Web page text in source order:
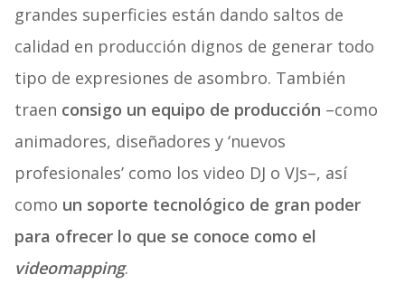
grandes superficies están dando saltos de
calidad en producción dignos de generar todo
tipo de expresiones de asombro. También
traen consigo un equipo de producción –como
animadores, diseñadores y ‘nuevos
profesionales’ como los video DJ o VJs–, así
como un soporte tecnológico de gran poder
para ofrecer lo que se conoce como el
videomapping.